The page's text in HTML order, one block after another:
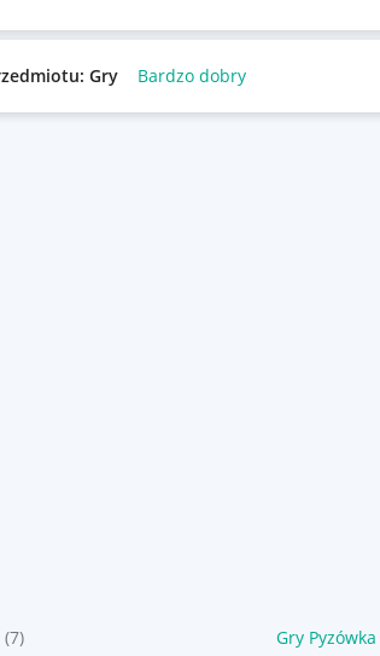
Gry Bardzo dobry
(7) Gry Pyzówka